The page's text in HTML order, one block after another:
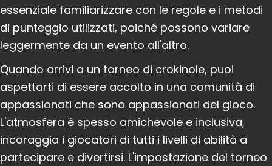
essenziale familiarizzare con le regole e i metodi
di punteggio utilizzati, poiché possono variare
leggermente da un evento all'altro.
Quando arrivi a un torneo di crokinole, puoi
aspettarti di essere accolto in una comunità di
appassionati che sono appassionati del gioco.
L'atmosfera è spesso amichevole e inclusiva,
incoraggia i giocatori di tutti i livelli di abilità a
partecipare e divertirsi. L'impostazione del torneo